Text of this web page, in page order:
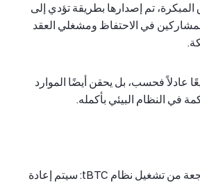
تم إصدارها بطريقة تؤدي إلى
في الاحتفاظ ومشغلي العقد
عادلاً فحسب، بل يحقن أيضًا الموارد
في النظام البيئي بأكمله.
قيمة الأصول المرتجعة من تشغيل نظام tBTC: سيتم إعادة